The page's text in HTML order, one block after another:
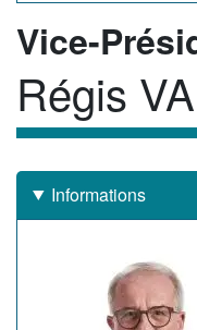
Rôle
Vice-
Membre
Régis
Informations